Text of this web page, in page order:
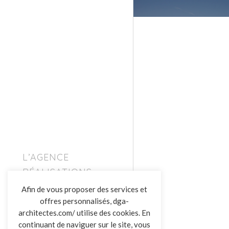
L’AGENCE
RÉALISATIONS
ACTUALITÉS
CONTACT
Afin de vous proposer des services et
offres personnalisés, dga-
architectes.com/ utilise des cookies. En
continuant de naviguer sur le site, vous